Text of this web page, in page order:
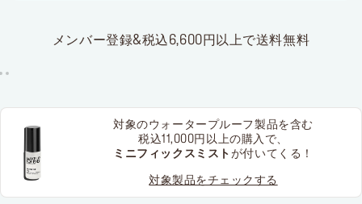
メンバー登録&税込6,600円以上で送料無料
対象のウォータープルーフ製品を含む
税込11,000円以上の購入で、
ミニフィックスミスト が付いてくる！
対象製品をチェックする